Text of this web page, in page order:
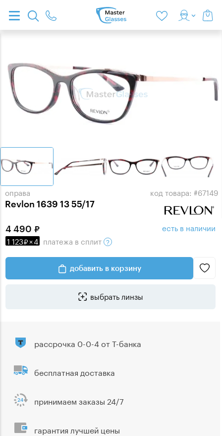
оправа
Revlon 1639 13 55/17
код товара: #67149
4 490
1 123 ×4 платежа в сплит
есть в наличии
добавить в корзину
выбрать линзы
рассрочка 0-0-4 от Т-банка
бесплатная доставка
принимаем заказы 24/7
гарантия лучшей цены